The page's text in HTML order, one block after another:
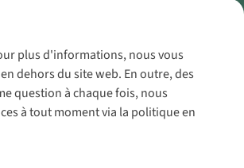
plus d'informations, nous vous
dehors du site web. En outre, des
question à chaque fois, nous
à tout moment via la politique en